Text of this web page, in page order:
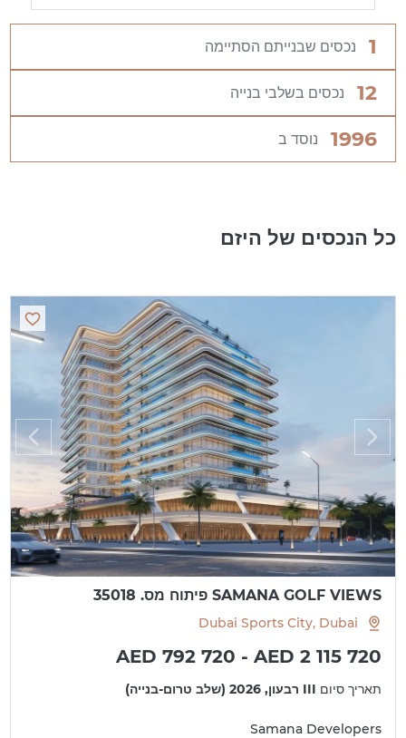
1 נכסים שבנייתם הסתיימה
12 נכסים בשלבי בנייה
1996 נוסד ב
כל הנכסים של היזם
SAMANA GOLF VIEWS פיתוח מס. 35018
Dubai Sports City, Dubai
AED 792 720 - AED 2 115 720
תאריך סיום III רבעון, 2026 (שלב טרום-בנייה)
Samana Developers